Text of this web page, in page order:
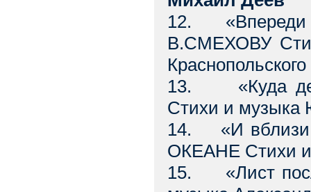
12. «Впереди
В.СМЕХОВУ
Краснопольского
13. «Куда
Стихи и
14. «И
ОКЕАНЕ Стихи и
15. «Лист